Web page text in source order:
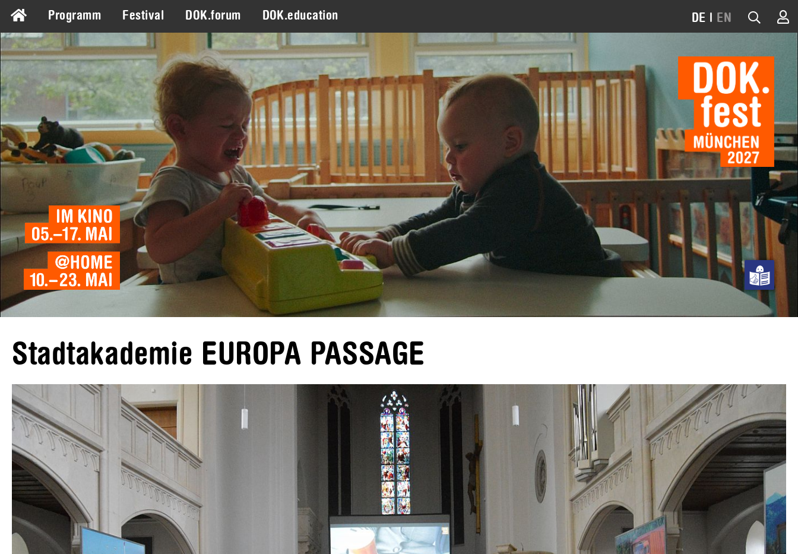
Programm Festival DOK.forum DOK.education DE | EN
Stadtakademie EUROPA PASSAGE